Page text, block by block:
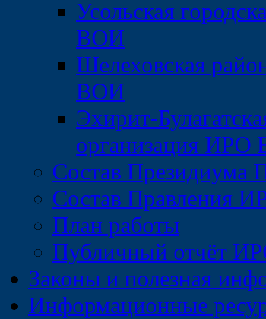
Усольская
ВОИ
Шелеховская
ВОИ
Эхирит-
организация
Состав
Состав Правления
План работы
Публичный отчёт
Законы и полезная
Информационные